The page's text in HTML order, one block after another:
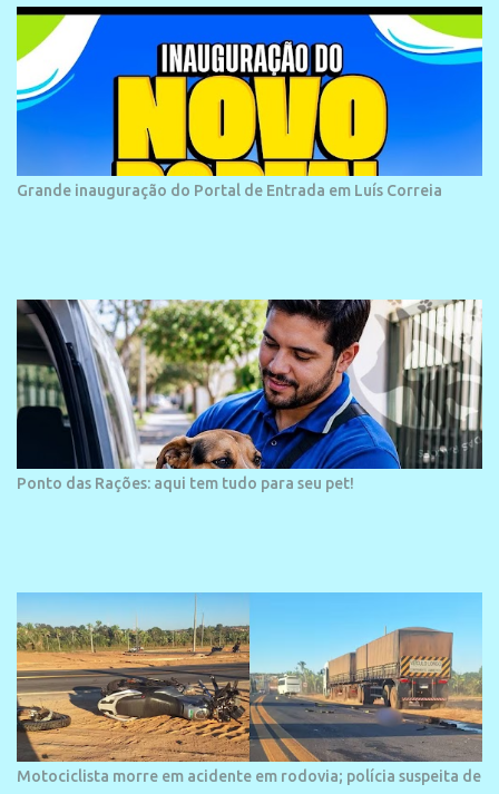
devido ao extensivo molhe de pedras que não chegam a 2 metros
de altura, não apresentando dunas em seu espaço geográfico. Não
se sabe ao certo porque a praia leva esse nome, e muitas das suas
historias foram esquecidas ao longo do tempo. A praia é
frequentada por moradores e turistas, em geral veranistas
piauienses e, em menor número, pessoas de estados vizinhos. O
bairro onde se localiza a praia é palco de amplos investimentos e
Grande inauguração do Portal de Entrada em Luís Correia
Ponto das Rações: aqui tem tudo para seu pet!
Motociclista morre em acidente em rodovia; polícia suspeita de